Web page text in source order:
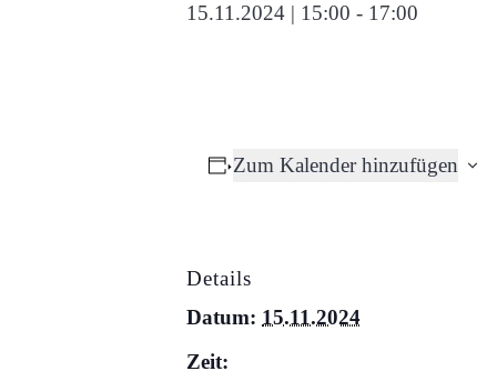
15.11.2024 | 15:00 - 17:00
Zum Kalender hinzufügen
Details
Datum: 15.11.2024
Zeit: